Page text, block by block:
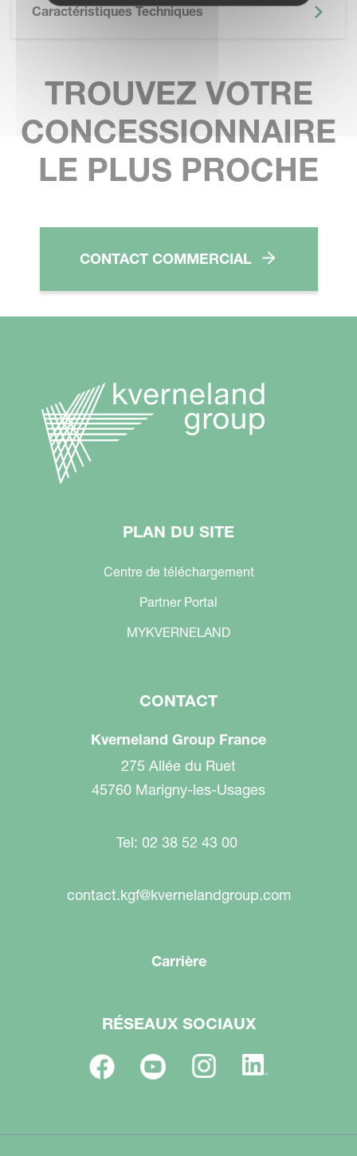
Caractéristiques Techniques
TROUVEZ VOTRE
CONCESSIONNAIRE
LE PLUS PROCHE
CONTACT COMMERCIAL
PLAN DU SITE
Centre de téléchargement
Partner Portal
MYKVERNELAND
CONTACT
Kverneland Group France
275 Allée du Ruet
45760 Marigny-les-Usages
Tel: 02 38 52 43 00
contact.kgf@kvernelandgroup.com
Carrière
RÉSEAUX SOCIAUX